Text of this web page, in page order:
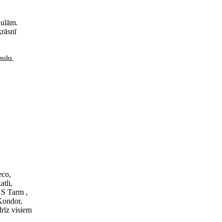
Tarm ,
visiem